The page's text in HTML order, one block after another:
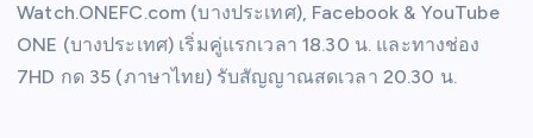
Watch.ONEFC.com (บางประเทศ), Facebook & YouTube
ONE (บางประเทศ) เริ่มคู่แรกเวลา 18.30 น. และทางช่อง
7HD กด 35 (ภาษาไทย) รับสัญญาณสดเวลา 20.30 น.